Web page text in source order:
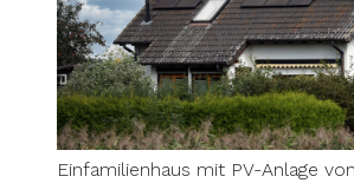
Einfamilienhaus mit PV-Anlage